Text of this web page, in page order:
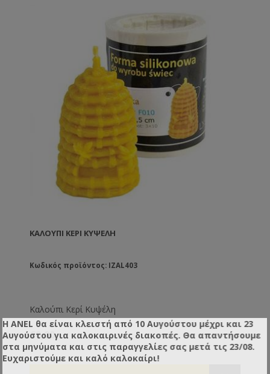
ΚΑΛΟΎΠΙ ΚΕΡΊ ΚΥΨΈΛΗ
Κωδικός προϊόντος: IZAL403
Καλούπι Κερί Κυψέλη
€0,00
Η ANEL θα είναι κλειστή από 10 Αυγούστου μέχρι και 23
Αυγούστου για καλοκαιρινές διακοπές. Θα απαντήσουμε
στα μηνύματα και στις παραγγελίες σας μετά τις 23/08.
Ευχαριστούμε και καλό καλοκαίρι!